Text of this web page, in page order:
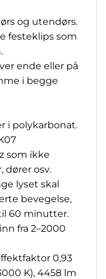
og utendørs.
festeklips som
ende eller på
i begge
i polykarbonat.
som ikke
dører osv.
lyset skal
bevegelse,
60 minutter.
fra 2–2000
0,93
K), 4458 lm